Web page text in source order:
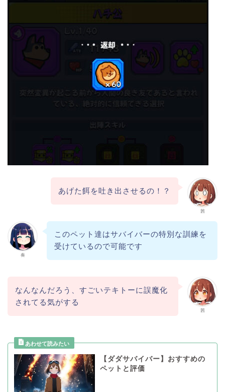
茜
あげた餌を吐き出させるの！？
奏
このペット達はサバイバーの特別な訓練を
受けているので可能です
茜
なんなんだろう、すごいテキトーに誤魔化
されてる気がする
【ダダサバイバー】おすすめの
ペットと評価